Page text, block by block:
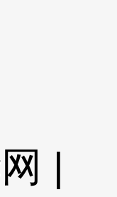
|